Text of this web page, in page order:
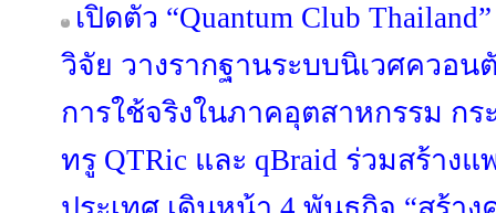
เปิดตัว “Quantum Club
วิจัย วางรากฐานระบบนิเวศควอน
การใช้จริงในภาคอุตสาหกรรม กร
ทรู QTRic และ qBraid ร่วมสร้าง